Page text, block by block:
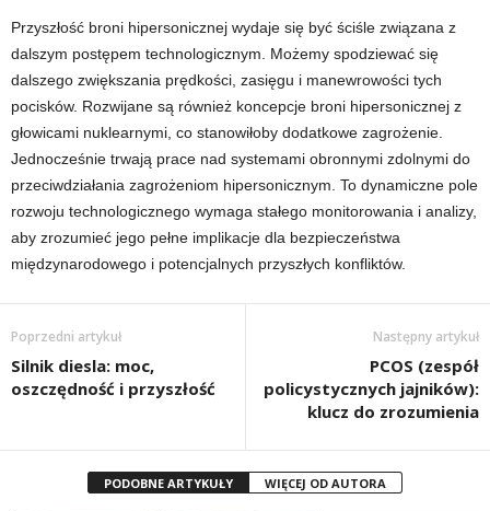
Przyszłość broni hipersonicznej wydaje się być ściśle związana z
dalszym postępem technologicznym. Możemy spodziewać się
dalszego zwiększania prędkości, zasięgu i manewrowości tych
pocisków. Rozwijane są również koncepcje broni hipersonicznej z
głowicami nuklearnymi, co stanowiłoby dodatkowe zagrożenie.
Jednocześnie trwają prace nad systemami obronnymi zdolnymi do
przeciwdziałania zagrożeniom hipersonicznym. To dynamiczne pole
rozwoju technologicznego wymaga stałego monitorowania i analizy,
aby zrozumieć jego pełne implikacje dla bezpieczeństwa
międzynarodowego i potencjalnych przyszłych konfliktów.
Poprzedni artykuł
Silnik diesla: moc,
oszczędność i przyszłość
Następny artykuł
PCOS (zespół
policystycznych jajników):
klucz do zrozumienia
PODOBNE ARTYKUŁY WIĘCEJ OD AUTORA